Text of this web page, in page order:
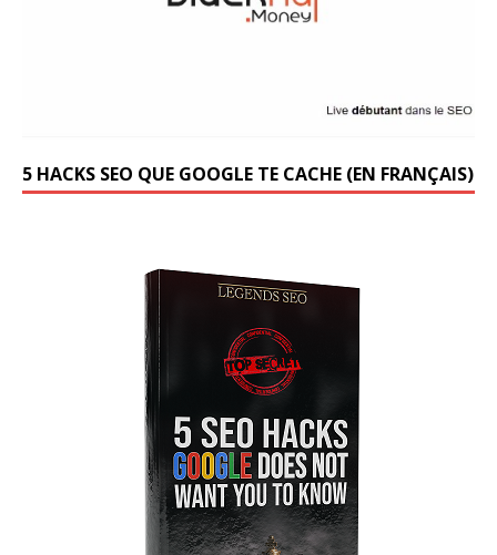
5 HACKS SEO QUE GOOGLE TE CACHE (EN FRANÇAIS)